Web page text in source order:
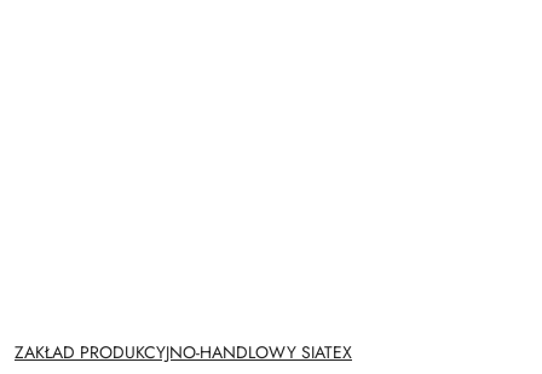
NAZWA
PRODUCENTA:
ZAKŁAD PRODUKCYJNO-HANDLOWY SIATEX